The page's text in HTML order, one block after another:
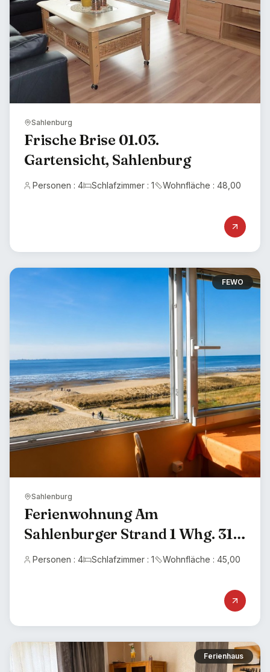
Sahlenburg
Frische Brise 01.03.
Gartensicht, Sahlenburg
Personen : 4 Schlafzimmer : 1 Wohnfläche : 48,00
FEWO
Sahlenburg
Ferienwohnung Am
Sahlenburger Strand 1 Whg. 31
Seesicht
Personen : 4 Schlafzimmer : 1 Wohnfläche : 45,00
Ferienhaus